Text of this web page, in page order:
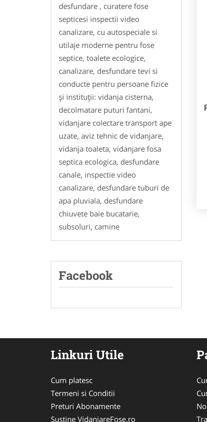
desfundare , curatere fose
septicesi inspectii video
canalizare, cu autospeciale si
utilaje moderne pentru fose
septice, toalete ecologice,
canalizare, desfundare tevi si
conducte pentru persoane fizice
și instituții: vidanja cisterna,
decolmatare puturi fantani,
vidanjare colectare transport ape
uzate, aviz tehnic de vidanjare,
vidanja toaleta, vidanjare fosa
septica ecologica, desfundare
canale, inspectie video
canalizare, desfundare tuburi de
apa pluviala, desfundare
chiuvete baie bucatarie,
subsoluri, camine
Facebook
Linkuri Utile
Cum platesc
Termeni si Conditii
Preturi Abonamente
Sustine VidanjareFose.ro